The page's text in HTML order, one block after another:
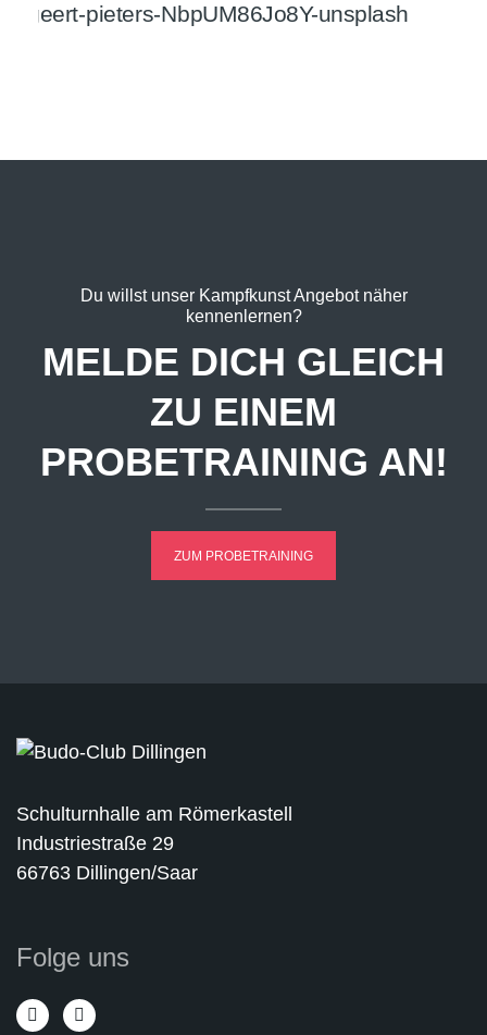
Du willst unser Kampfkunst Angebot näher
kennenlernen?
MELDE DICH GLEICH
ZU EINEM
PROBETRAINING AN!
ZUM PROBETRAINING
Schulturnhalle am Römerkastell
Industriestraße 29
66763 Dillingen/Saar
Folge uns